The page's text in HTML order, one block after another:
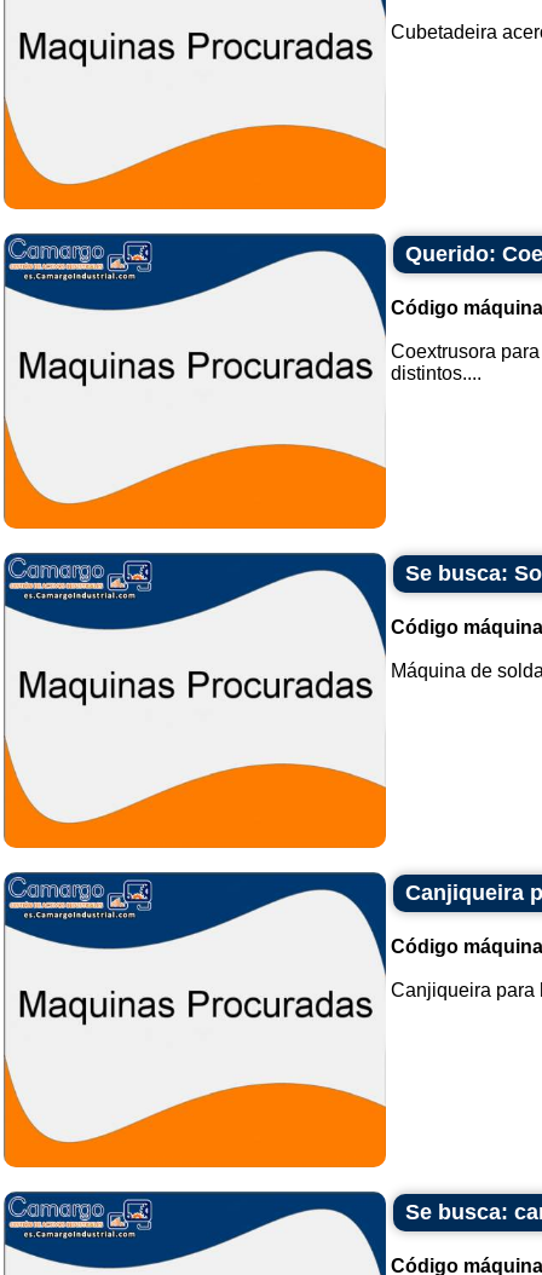
Cubetadeira
Querido:
Código
Coextrusora
distintos....
Se busca:
Código
Máquina de
Canjiqueira
Código
Canjiqueira para
Se busca:
Código